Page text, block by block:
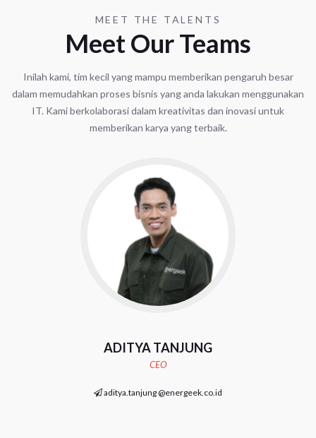
MEET THE TALENTS
Meet Our Teams
Inilah kami, tim kecil yang mampu memberikan pengaruh besar
dalam memudahkan proses bisnis yang anda lakukan menggunakan
IT. Kami berkolaborasi dalam kreativitas dan inovasi untuk
memberikan karya yang terbaik.
ADITYA TANJUNG
CEO
aditya.tanjung @energeek.co.id